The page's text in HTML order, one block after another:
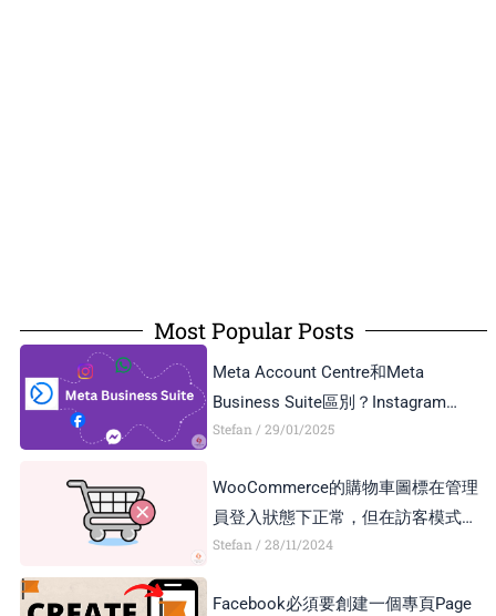
Most Popular Posts
Meta Account Centre和Meta
Business Suite區別？Instagram
Business Account和Creator Account
Stefan 29/01/2025
WooCommerce的購物車圖標在管理
員登入狀態下正常，但在訪客模式下
顯示異常，如何解決？
Stefan 28/11/2024
Facebook必須要創建一個專頁Page